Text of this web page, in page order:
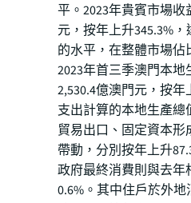
平。2023年貴賓市場收
元，按年上升345.3%
的水平，在整體市場佔
2023年首三季澳門本
2,530.4億澳門元，按年
支出計算的本地生產總
貿易出口、固定資本
帶動，分別按年上升
政府最終消費則與去年
0.6%。其中住戶於外